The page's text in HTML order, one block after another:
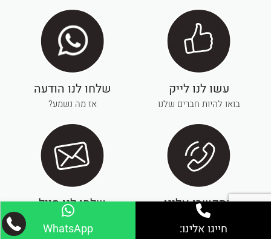
עשו לנו לייק
בואו להיות חברים שלנו
שלחו לנו הודעה
אז מה נשמע?
התקשרו אלינו
050-835-1208
שלחו לנו מייל
dahish9900@gmail.com
חייגו אלינו: WhatsApp